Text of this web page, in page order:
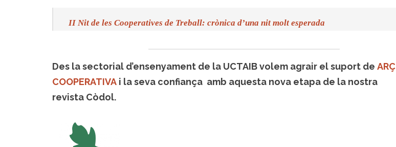
II Nit de les Cooperatives de Treball: crònica d’una nit molt esperada
Des la sectorial d’ensenyament de la UCTAIB volem agrair el suport de ARÇ
COOPERATIVA i la seva confiança amb aquesta nova etapa de la nostra
revista Còdol.